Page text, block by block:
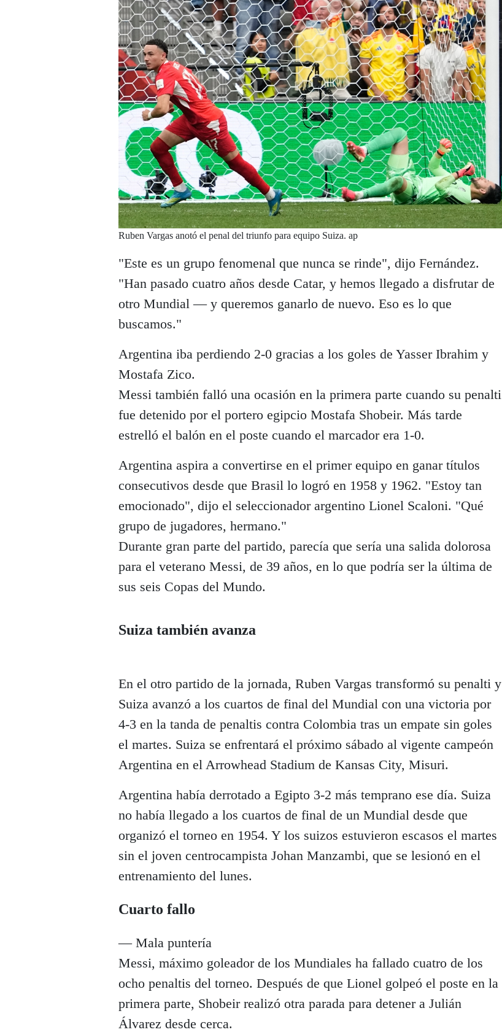
Ruben Vargas anotó el penal del triunfo para equipo Suiza. ap
"Este es un grupo fenomenal que nunca se rinde", dijo Fernández.
"Han pasado cuatro años desde Catar, y hemos llegado a disfrutar de
otro Mundial — y queremos ganarlo de nuevo. Eso es lo que
buscamos."
Argentina iba perdiendo 2-0 gracias a los goles de Yasser Ibrahim y
Mostafa Zico.
Messi también falló una ocasión en la primera parte cuando su penalti
fue detenido por el portero egipcio Mostafa Shobeir. Más tarde
estrelló el balón en el poste cuando el marcador era 1-0.
Argentina aspira a convertirse en el primer equipo en ganar títulos
consecutivos desde que Brasil lo logró en 1958 y 1962. "Estoy tan
emocionado", dijo el seleccionador argentino Lionel Scaloni. "Qué
grupo de jugadores, hermano."
Durante gran parte del partido, parecía que sería una salida dolorosa
para el veterano Messi, de 39 años, en lo que podría ser la última de
sus seis Copas del Mundo.
Suiza también avanza
En el otro partido de la jornada, Ruben Vargas transformó su penalti y
Suiza avanzó a los cuartos de final del Mundial con una victoria por
4-3 en la tanda de penaltis contra Colombia tras un empate sin goles
el martes. Suiza se enfrentará el próximo sábado al vigente campeón
Argentina en el Arrowhead Stadium de Kansas City, Misuri.
Argentina había derrotado a Egipto 3-2 más temprano ese día. Suiza
no había llegado a los cuartos de final de un Mundial desde que
organizó el torneo en 1954. Y los suizos estuvieron escasos el martes
sin el joven centrocampista Johan Manzambi, que se lesionó en el
entrenamiento del lunes.
Cuarto fallo
— Mala puntería
Messi, máximo goleador de los Mundiales ha fallado cuatro de los
ocho penaltis del torneo. Después de que Lionel golpeó el poste en la
primera parte, Shobeir realizó otra parada para detener a Julián
Álvarez desde cerca.